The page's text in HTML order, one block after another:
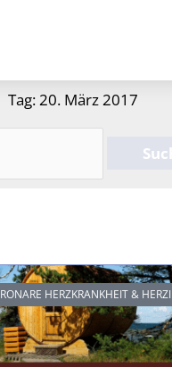
Tag: 20. März 2017
HERZKRANKHEIT &